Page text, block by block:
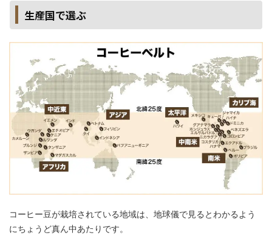
生産国で選ぶ
コーヒー豆が栽培されている地域は、地球儀で見るとわかるよう
にちょうど真ん中あたりです。